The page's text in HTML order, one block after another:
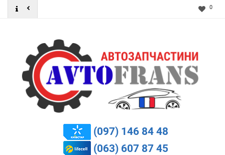
0
(097) 146 84 48
(063) 607 87 45